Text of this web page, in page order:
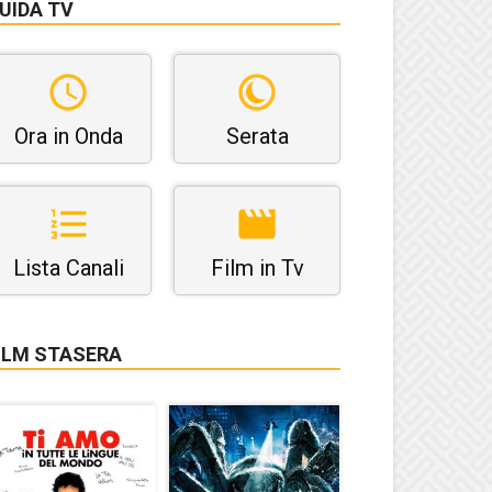
TV
Ora in Onda Serata
Lista Canali Film in Tv
STASERA